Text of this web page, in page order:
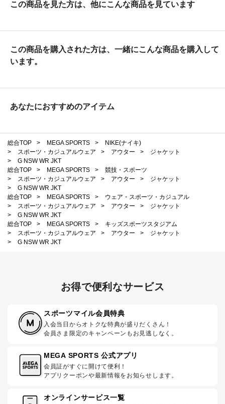
この商品を見た方は、他にこんな商品を見ています
この商品を購入された方は、一緒にこんな商品を購入して
います。
あなたにおすすめのアイテム
総合TOP > MEGA SPORTS >
NIKE(ナイキ)
>
スポーツ・カジュアルウェア > アウター >
ジャケット
>
G NSW WR JKT
総合TOP
> MEGA SPORTS >
競技・スポーツ
>
スポーツ・カジュアルウェア > アウター >
ジャケット
>
G NSW WR JKT
総合TOP
> MEGA SPORTS >
ウェア・スポーツ・カジュアル
>
スポーツ・カジュアルウェア > アウター >
ジャケット
>
G NSW WR JKT
総合TOP
> MEGA SPORTS >
キッズスポーツスタジアム
>
スポーツ・カジュアルウェア > アウター >
ジャケット
>
G NSW WR JKT
お得で便利なサービス
スポーツマイル会員特典
入会当日からオトクな特典が盛りだくさん！
会員さま限定のキャンペーンもお見逃しなく。
MEGA SPORTS 公式アプリ
会員証がすぐに開けて便利！
アプリクーポンや最新情報をお知らせします。
オンラインサービス一覧